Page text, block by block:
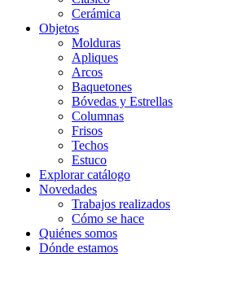
Cerámica
Objetos
Molduras
Apliques
Arcos
Baquetones
Bóvedas y Estrellas
Columnas
Frisos
Techos
Estuco
Explorar catálogo
Novedades
Trabajos realizados
Cómo se hace
Quiénes somos
Dónde estamos